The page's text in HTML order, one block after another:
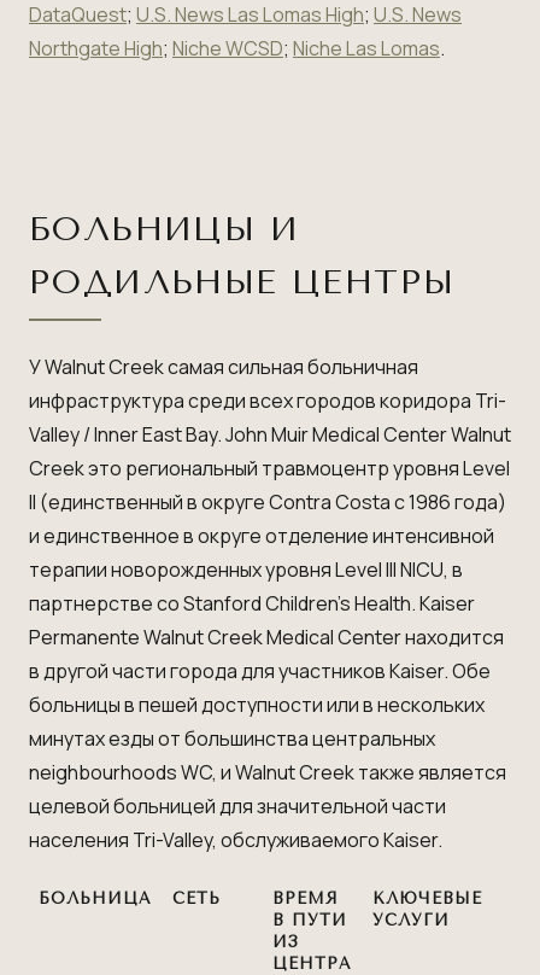
DataQuest; U.S. News Las Lomas High; U.S. News
Northgate High; Niche WCSD; Niche Las Lomas.
БОЛЬНИЦЫ И
РОДИЛЬНЫЕ ЦЕНТРЫ
У Walnut Creek самая сильная больничная
инфраструктура среди всех городов коридора Tri-
Valley / Inner East Bay.John Muir Medical Center Walnut
Creekэто региональный травмоцентр уровня Level
II (единственный в округе Contra Costa с 1986 года)
и единственное в округе отделение интенсивной
терапии новорожденных уровня Level III NICU, в
партнерстве со Stanford Children's Health.Kaiser
Permanente Walnut Creek Medical Centerнаходится
в другой части города для участников Kaiser. Обе
больницы в пешей доступности или в нескольких
минутах езды от большинства центральных
neighbourhoods WC, и Walnut Creek также является
целевой больницей для значительной части
населения Tri-Valley, обслуживаемого Kaiser.
БОЛЬНИЦА СЕТЬ
ВРЕМЯ
В ПУТИ
ИЗ
ЦЕНТРА
КЛЮЧЕВЫЕ
УСЛУГИ